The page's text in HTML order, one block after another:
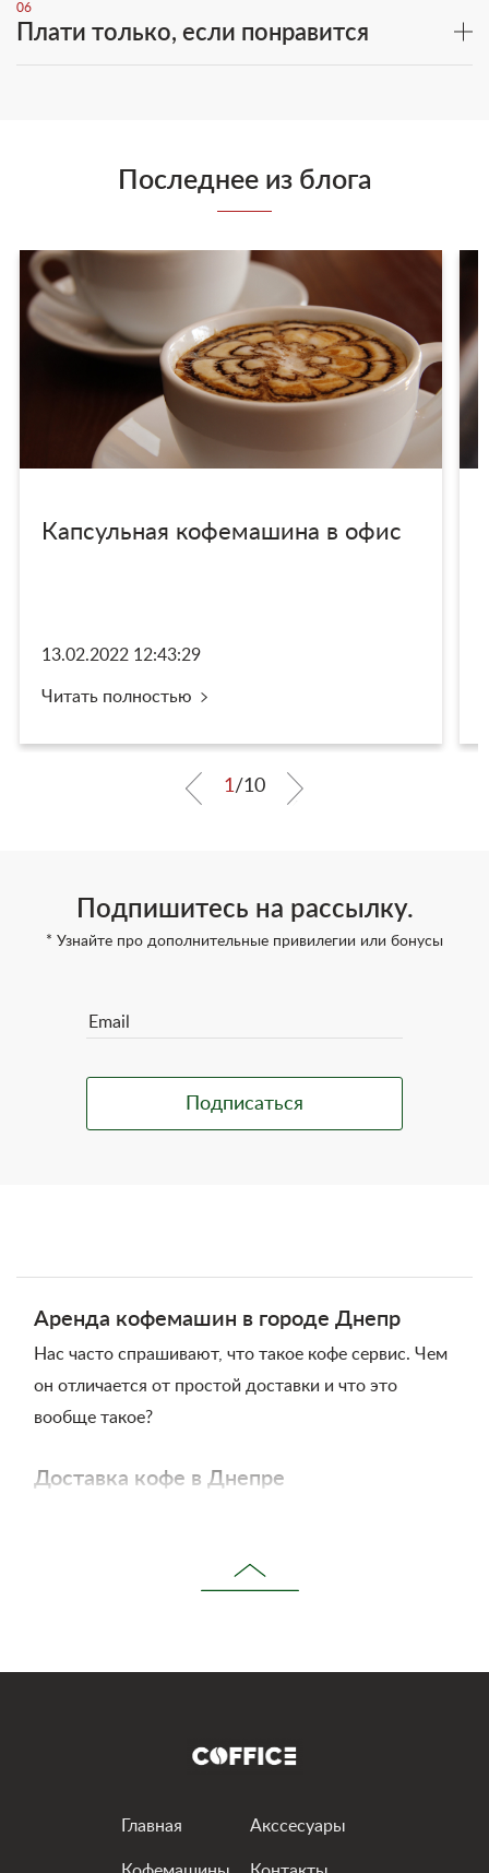
06
Плати только, если понравится
Последнее из блога
Капсульная кофемашина в офис
13.02.2022 12:43:29
Читать полностью
1/10
Подпишитесь на рассылку.
* Узнайте про дополнительные привилегии или бонусы
Аренда кофемашин в городе Днепр
Нас часто спрашивают, что такое кофе сервис. Чем
он отличается от простой доставки и что это
вообще такое?
Доставка кофе в Днепре
количества процессов. Это как личный кофейный
бесплатно доставит его и будет на связи, что бы ни
Услугу выбирают те, кто хочет сделать свою
наслаждаться отличным кофе.
Главная Акссесуары